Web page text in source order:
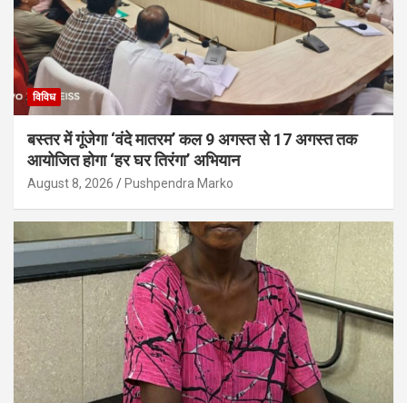
विविध
बस्तर में गूंजेगा ‘वंदे मातरम’ कल 9 अगस्त से 17 अगस्त तक
आयोजित होगा ‘हर घर तिरंगा’ अभियान
August 8, 2026 Pushpendra Marko